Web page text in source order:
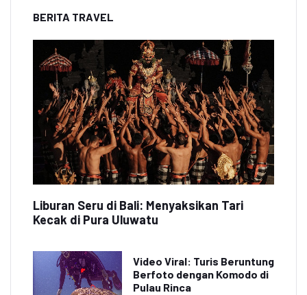
BERITA TRAVEL
Liburan Seru di Bali: Menyaksikan Tari
Kecak di Pura Uluwatu
Video Viral: Turis Beruntung
Berfoto dengan Komodo di
Pulau Rinca